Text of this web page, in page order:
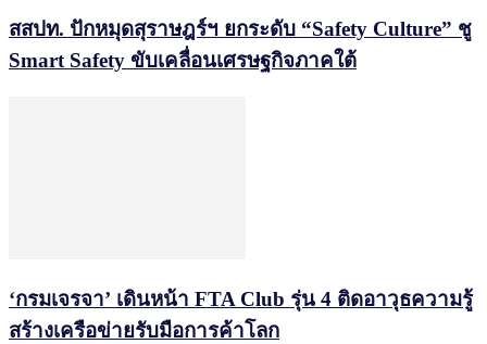
สสปท. ปักหมุดสุราษฎร์ฯ ยกระดับ “Safety Culture” ชู
Smart Safety ขับเคลื่อนเศรษฐกิจภาคใต้
‘กรมเจรจา’ เดินหน้า FTA Club รุ่น 4 ติดอาวุธความรู้
สร้างเครือข่ายรับมือการค้าโลก